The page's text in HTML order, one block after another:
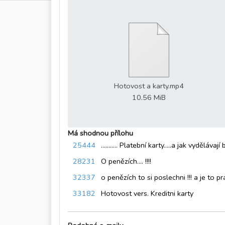
Hotovost a karty.mp4
10.56 MiB
Má shodnou přílohu
25444 ........... Platební karty.....a jak vydělávají
28231 O penězích.... !!!!
32337 o penězích to si poslechni !!! a je to
33182 Hotovost vers. Kreditni karty